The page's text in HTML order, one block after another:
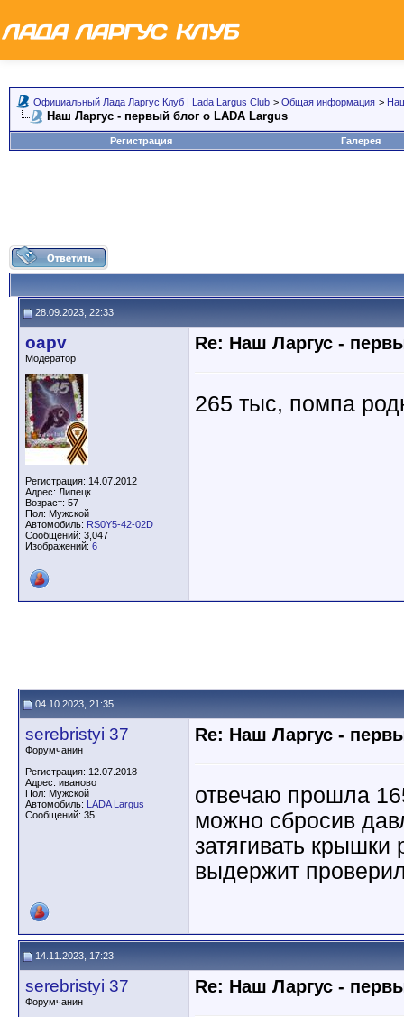
Официальный Лада Ларгус Клуб | Lada Largus Club > Общая информация >
Наш Ларгус - первый блог о LADA Largus
Регистрация Галерея
28.09.2023, 22:33
oapv
Модератор
Регистрация: 14.07.2012
Адрес: Липецк
Возраст: 57
Пол: Мужской
Автомобиль: RS0Y5-42-02D
Сообщений: 3,047
Изображений: 6
Re: Наш Ларгус -
265 тыс, помпа
04.10.2023, 21:35
serebristyi 37
Форумчанин
Регистрация: 12.07.2018
Адрес: иваново
Пол: Мужской
Автомобиль: LADA Largus
Сообщений: 35
Re: Наш Ларгус -
отвечаю прошла
можно сбросив
затягивать
выдержит
14.11.2023, 17:23
serebristyi 37
Форумчанин
Re: Наш Ларгус -